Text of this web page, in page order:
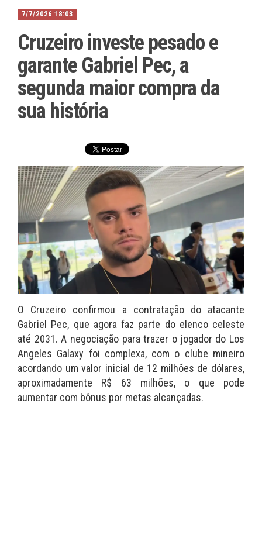
7/7/2026 18:03
Cruzeiro investe pesado e
garante Gabriel Pec, a
segunda maior compra da
sua história
O Cruzeiro confirmou a contratação do atacante
Gabriel Pec, que agora faz parte do elenco celeste
até 2031. A negociação para trazer o jogador do Los
Angeles Galaxy foi complexa, com o clube mineiro
acordando um valor inicial de 12 milhões de dólares,
aproximadamente R$ 63 milhões, o que pode
aumentar com bônus por metas alcançadas.